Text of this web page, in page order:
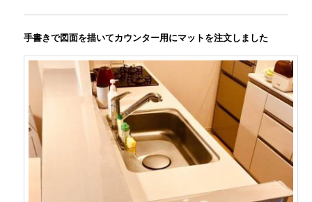
手書きで図面を描いてカウンター用にマットを注文しました